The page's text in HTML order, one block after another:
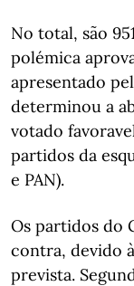
No total, são
polémica
apresentado
determinou a
votado
partidos da
e PAN).
Os partidos do
contra, devido
prevista.